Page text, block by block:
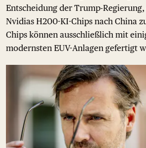
Entscheidung der Trump-
Nvidias H200-KI-Chips nach China
Chips können ausschließlich mit
modernsten EUV-Anlagen gefertigt